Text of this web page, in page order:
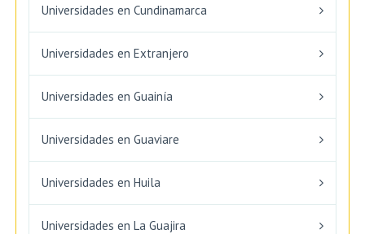
Universidades en Cundinamarca
Universidades en Extranjero
Universidades en Guainía
Universidades en Guaviare
Universidades en Huila
Universidades en La Guajira